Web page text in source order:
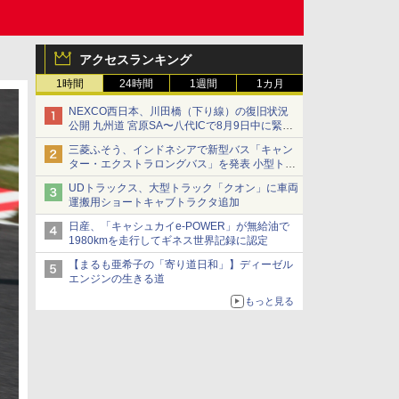
アクセスランキング
1時間 24時間 1週間 1カ月
NEXCO西日本、川田橋（下り線）の復旧状況
公開 九州道 宮原SA〜八代ICで8月9日中に緊急
車両を通行可能に
三菱ふそう、インドネシアで新型バス「キャン
ター・エクストラロングバス」を発表 小型トラ
ックベースの観光・旅客輸送向けバス
UDトラックス、大型トラック「クオン」に車両
運搬用ショートキャブトラクタ追加
日産、「キャシュカイe-POWER」が無給油で
1980kmを走行してギネス世界記録に認定
【まるも亜希子の「寄り道日和」】ディーゼル
エンジンの生きる道
もっと見る